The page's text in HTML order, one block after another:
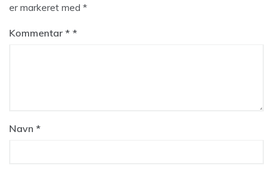
er markeret med *
Kommentar *
Navn *